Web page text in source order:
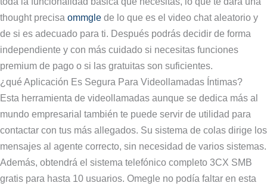
thought precisa ommgle de lo que es el video chat aleatorio y
de si es adecuado para ti. Después podrás decidir de forma
independiente y con más cuidado si necesitas funciones
premium de pago o si las gratuitas son suficientes.
¿qué Aplicación Es Segura Para Videollamadas Íntimas?
Esta herramienta de videollamadas aunque se dedica más al
mundo empresarial también te puede servir de utilidad para
contactar con tus más allegados. Su sistema de colas dirige los
mensajes al agente correcto, sin necesidad de varios sistemas.
Además, obtendrá el sistema telefónico completo 3CX SMB
gratis para hasta 10 usuarios. Omegle no podía faltar en esta